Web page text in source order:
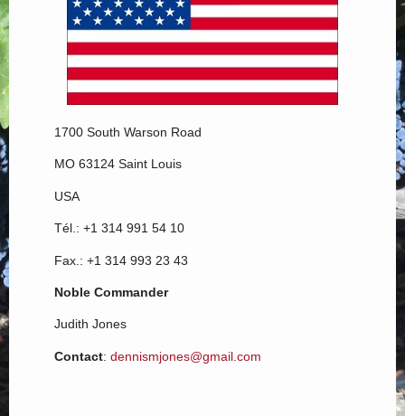
1700 South Warson Road
MO 63124 Saint Louis
USA
Tél.: +1 314 991 54 10
Fax.: +1 314 993 23 43
Noble Commander
Judith Jones
Contact: dennismjones@gmail.com